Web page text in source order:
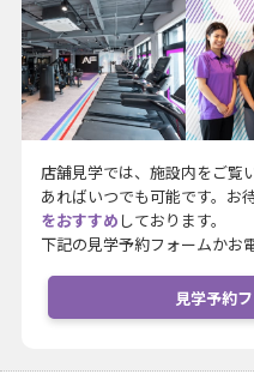
店舗見学では、施設内をご覧
あればいつでも可能です。お
をおすすめ しております。
下記の見学予約フォームかお
見学予約